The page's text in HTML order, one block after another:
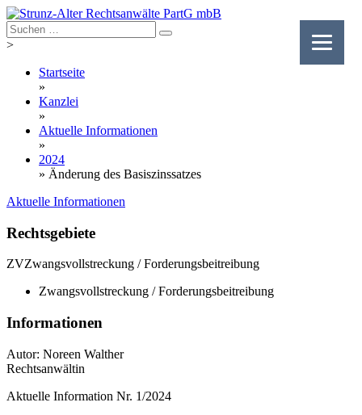
Skip
to
content
>
Startseite
»
Kanzlei
»
Aktuelle Informationen
»
2024
» Änderung des Basiszinssatzes
Aktuelle Informationen
Rechtsgebiete
ZVZwangsvollstreckung / Forderungsbeitreibung
Zwangsvollstreckung / Forderungsbeitreibung
Informationen
Autor: Noreen Walther
Rechtsanwältin
Aktuelle Information Nr. 1/2024